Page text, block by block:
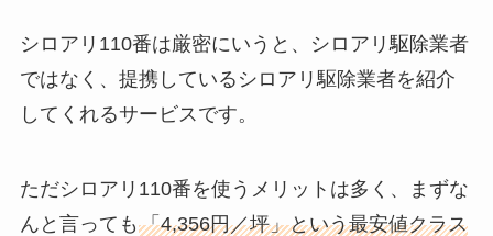
シロアリ110番は厳密にいうと、シロアリ駆除業者
ではなく、提携しているシロアリ駆除業者を紹介
してくれるサービスです。
ただシロアリ110番を使うメリットは多く、まずな
んと言っても 「4,356円／坪」という最安値クラス